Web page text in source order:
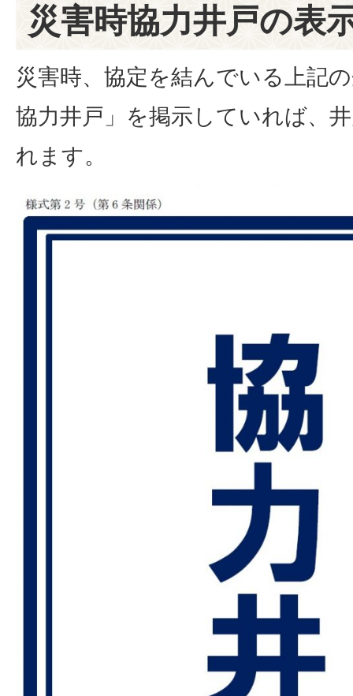
災害時協力井戸の表
災害時、協定を結んでいる上記
協力井戸」を掲示していれば、
れます。